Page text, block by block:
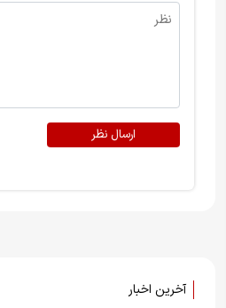
ارسال نظر
آخرین اخبار